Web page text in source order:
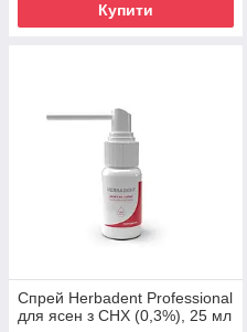
Купити
Спрей Herbadent Professional
для ясен з CHX (0,3%), 25 мл